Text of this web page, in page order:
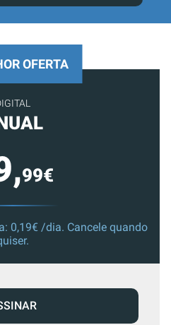
OFERTA
99€
0,19€ /dia. Cancele quando